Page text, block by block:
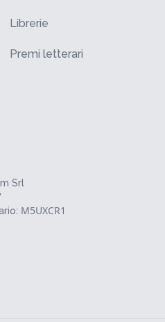
Librerie
Premi letterari
Srl
M5UXCR1